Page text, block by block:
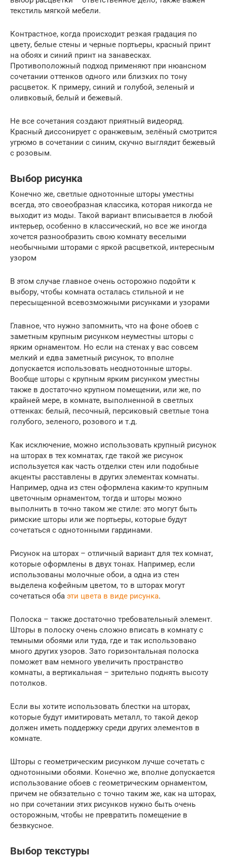
текстиль мягкой мебели.
Контрастное, когда происходит резкая градация по
цвету, белые стены и черные портьеры, красный принт
на обоях и синий принт на занавесках.
Противоположный подход применяют при нюансном
сочетании оттенков одного или близких по тону
расцветок. К примеру, синий и голубой, зеленый и
оливковый, белый и бежевый.
Не все сочетания создают приятный видеоряд.
Красный диссонирует с оранжевым, зелёный смотрится
угрюмо в сочетании с синим, скучно выглядит бежевый
с розовым.
Выбор рисунка
Конечно же, светлые однотонные шторы уместны
всегда, это своеобразная классика, которая никогда не
выходит из моды. Такой вариант вписывается в любой
интерьер, особенно в классический, но все же иногда
хочется разнообразить свою комнату веселыми
необычными шторами с яркой расцветкой, интересным
узором
В этом случае главное очень осторожно подойти к
выбору, чтобы комната осталась стильной и не
пересыщенной всевозможными рисунками и узорами
Главное, что нужно запомнить, что на фоне обоев с
заметным крупным рисунком неуместны шторы с
ярким орнаментом. Но если на стенах у вас совсем
мелкий и едва заметный рисунок, то вполне
допускается использовать неоднотонные шторы.
Вообще шторы с крупным ярким рисунком уместны
также в достаточно крупном помещении, или же, по
крайней мере, в комнате, выполненной в светлых
оттенках: белый, песочный, персиковый светлые тона
голубого, зеленого, розового и т.д.
Как исключение, можно использовать крупный рисунок
на шторах в тех комнатах, где такой же рисунок
используется как часть отделки стен или подобные
акценты расставлены в других элементах комнаты.
Например, одна из стен оформлена каким-то крупным
цветочным орнаментом, тогда и шторы можно
выполнить в точно таком же стиле: это могут быть
римские шторы или же портьеры, которые будут
сочетаться с однотонными гардинами.
Рисунок на шторах – отличный вариант для тех комнат,
которые оформлены в двух тонах. Например, если
использованы молочные обои, а одна из стен
выделена кофейным цветом, то в шторах могут
сочетаться оба эти цвета в виде рисунка.
Полоска – также достаточно требовательный элемент.
Шторы в полоску очень сложно вписать в комнату с
темными обоями или туда, где и так использовано
много других узоров. Зато горизонтальная полоска
поможет вам немного увеличить пространство
комнаты, а вертикальная – зрительно поднять высоту
потолков.
Если вы хотите использовать блестки на шторах,
которые будут имитировать металл, то такой декор
должен иметь поддержку среди других элементов в
комнате.
Шторы с геометрическим рисунком лучше сочетать с
однотонными обоями. Конечно же, вполне допускается
использование обоев с геометрическим орнаментом,
причем не обязательно с точно таким же, как на шторах,
но при сочетании этих рисунков нужно быть очень
осторожным, чтобы не превратить помещение в
безвкусное.
Выбор текстуры